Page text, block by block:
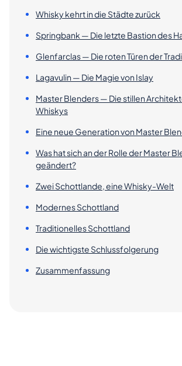
Whisky kehrt in die Städte zurück
Springbank — Die letzte Bastion des
Glenfarclas — Die roten Türen der
Lagavulin — Die Magie von Islay
Master Blenders — Die stillen
Whiskys
Eine neue Generation von Master
Was hat sich an der Rolle der Master
geändert?
Zwei Schottlande, eine Whisky-Welt
Modernes Schottland
Traditionelles Schottland
Die wichtigste Schlussfolgerung
Zusammenfassung